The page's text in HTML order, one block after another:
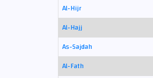
Al-Hijr
Al-Hajj
As-Sajdah
Al-Fath